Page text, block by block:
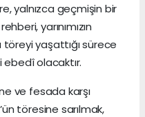
yalnızca geçmişin bir
yarınımızın
töreyi yaşattığı sürece
olacaktır.
ve fesada karşı
töresine sarılmak,